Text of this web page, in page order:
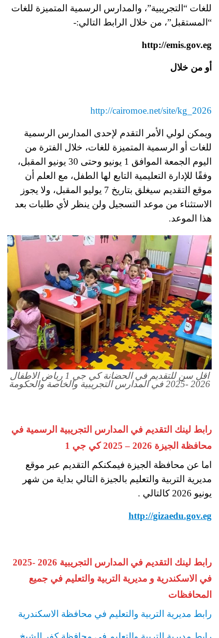
للغات “التجريبية”، والمدارس الرسمية المتميزة للغات
“المستقبل”، من خلال الرابط التالي:-
http://emis.gov.eg
أو من خلال
http://cairomoe.net/site/kg_2026
ويمكن لولي الأمر التقدم لإحدى المدارس الرسمية
للغات أو الرسمية المتميزة للغات، خلال الفترة من
اليوم الجمعة الموافق 1 يونيو وحتى 30 يونيو المقبل،
وفقًا للإدارة التعليمية التابع لها الطفل، مع العلم أن
موقع التقديم سيغلق بتاريخ 7 يوليو المقبل، ولا يجوز
الاستثناء من موعد التسجيل ولن ينظر لأي طلبات بعد
هذا الموعد.
اقل سن للتقديم في الحضانة كي جي 1 رياض الاطفال
2026 -2025 في المدارس التجريبية والخاصة والحكومة
رابط لينك التقديم في المدارس التجريبية الرسمية في
محافظة الجيزة 2026 – 2025 كي جي 1
اما عن محافظة الجيزة فيمكنكم التقديم عبر موقع
مديرية التربية والتعليم بالجيزة التالي بداية من شهر
يونيو 2026 كالتالي .
http://gizaedu.gov.eg
رابط لينك التقديم في المدارس التجريبية 2026 -2025
في الاسكندرية و مديرية التربية والتعليم في جميع
المحافظات
رابط مديرية التربية والتعليم في محافظة الاسكندرية